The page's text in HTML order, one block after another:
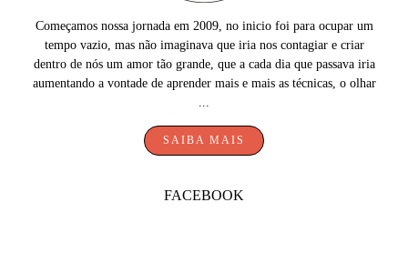
Começamos nossa jornada em 2009, no inicio foi para ocupar um
tempo vazio, mas não imaginava que iria nos contagiar e criar
dentro de nós um amor tão grande, que a cada dia que passava iria
aumentando a vontade de aprender mais e mais as técnicas, o olhar
SAIBA MAIS
FACEBOOK